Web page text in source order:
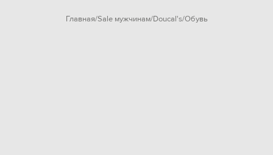
Главная Sale мужчинам Doucal's Обувь